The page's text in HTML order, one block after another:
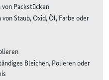
Packstücken
Staub, Oxid, Öl, Farbe oder
Bleichen, Polieren oder